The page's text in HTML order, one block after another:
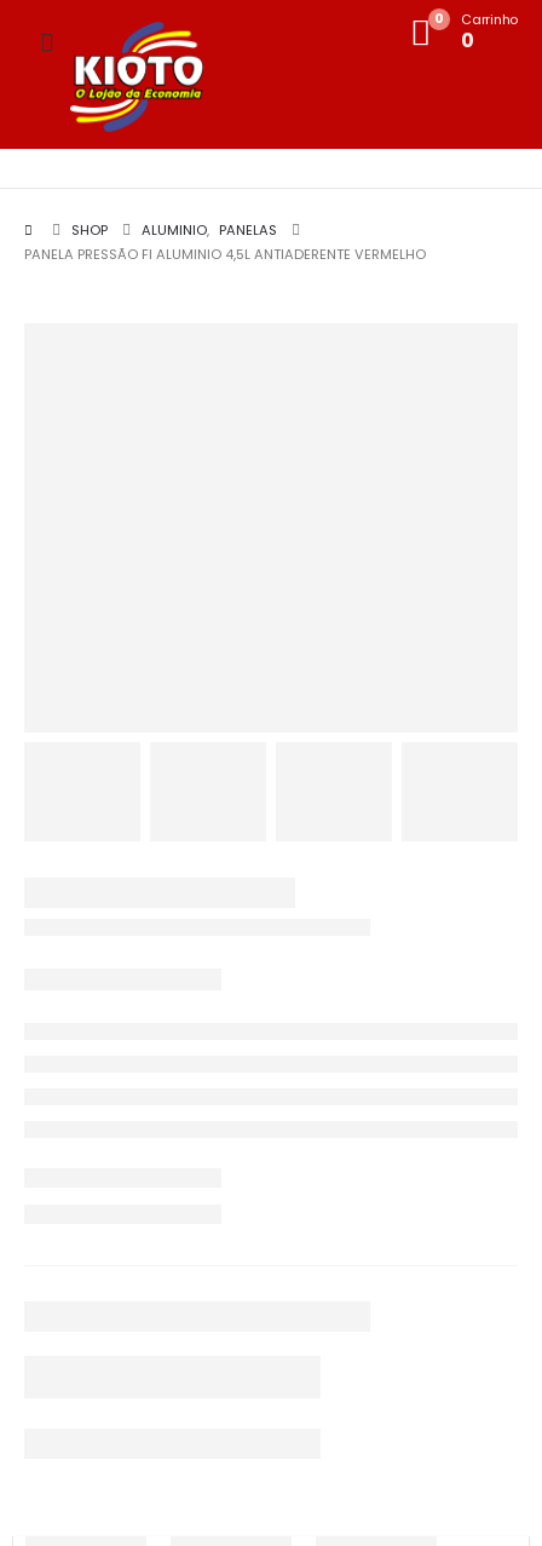
0 Carrinho
0
SHOP ALUMINIO, PANELAS
PANELA PRESSÃO FI ALUMINIO 4,5L ANTIADERENTE VERMELHO